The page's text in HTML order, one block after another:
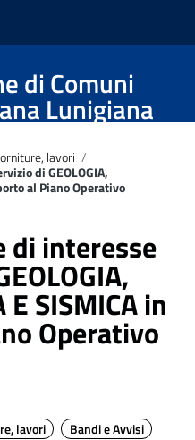
di Comuni
Lunigiana
lavori /
di GEOLOGIA,
al Piano Operativo
di interesse
E SISMICA in
Operativo
lavori
Bandi e Avvisi